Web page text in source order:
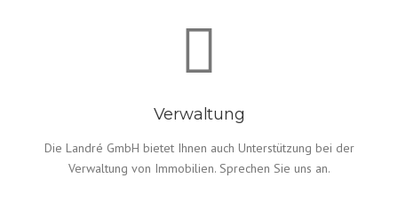
Verwaltung
Die Landré GmbH bietet Ihnen auch Unterstützung bei der
Verwaltung von Immobilien. Sprechen Sie uns an.